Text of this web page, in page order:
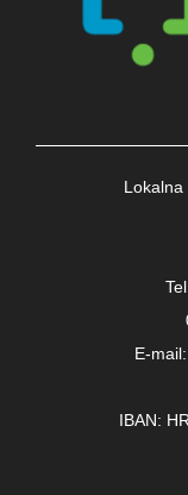
Lokalna
E-
IBAN: